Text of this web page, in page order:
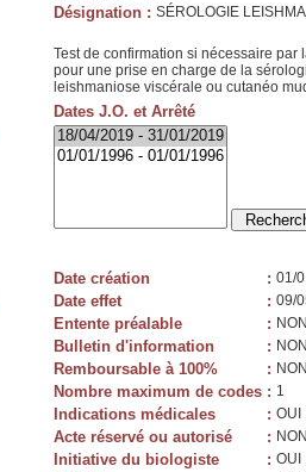
Désignation : SÉROLOGIE
Test de confirmation si nécessaire
pour une prise en charge de la
leishmaniose viscérale ou cutanéo
Dates J.O. et Arrêté
Date création : 01/
Date effet : 09/
Entente préalable :
Bulletin d'information :
Remboursable à 100% :
Nombre maximum de codes : 1
Indications médicales : OUI
Acte réservé ou autorisé :
Initiative du biologiste : OUI